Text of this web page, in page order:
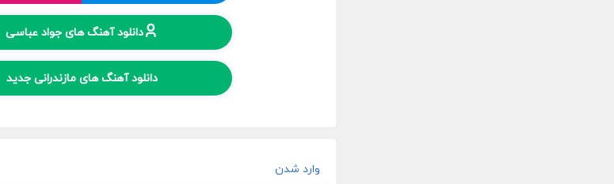
دانلود آهنگ های جواد عباسی
دانلود آهنگ های مازندرانی جدید
وارد شدن